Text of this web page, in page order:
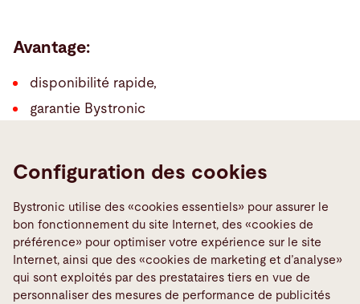
Avantage:
disponibilité rapide,
garantie Bystronic
vous optez pour une machine d’occasion
entièrement révisée à un prix avantageux, qui offre
la sécurité d’une remise à neuf intégrale effectuée
par des professionnels – un remarquable
compromis.
Configuration des cookies
Bystronic utilise des «cookies essentiels» pour assurer le
bon fonctionnement du site Internet, des «cookies de
préférence» pour optimiser votre expérience sur le site
Internet, ainsi que des «cookies de marketing et d’analyse»
qui sont exploités par des prestataires tiers en vue de
personnaliser des mesures de performance de publicités